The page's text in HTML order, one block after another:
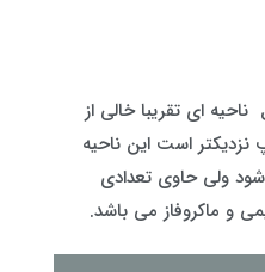
ای تقریبا خالی از
نزدیکتر است این ناحیه
ولی حاوی تعدادی
و ماکروفاز می باشد.